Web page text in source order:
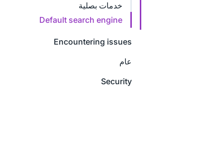
خدمات بصلية
Default search engine
Encountering issues
عام
Security